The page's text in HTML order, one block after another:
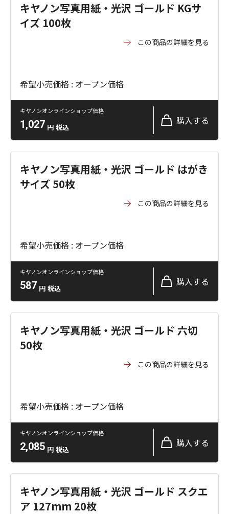
キヤノン写真用紙・光沢 ゴールド KGサ
イズ 100枚
この商品の詳細を見る
希望小売価格 : オープン価格
キヤノンオンラインショップ価格
1,027 円 税込
購入する
キヤノン写真用紙・光沢 ゴールド はがき
サイズ 50枚
この商品の詳細を見る
希望小売価格 : オープン価格
キヤノンオンラインショップ価格
587 円 税込
購入する
キヤノン写真用紙・光沢 ゴールド 六切
50枚
この商品の詳細を見る
希望小売価格 : オープン価格
キヤノンオンラインショップ価格
2,085 円 税込
購入する
キヤノン写真用紙・光沢 ゴールド スクエ
ア 127mm 20枚